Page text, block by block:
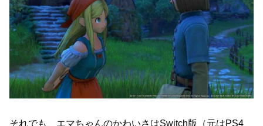
それでも、エマちゃんのかわいさはSwitch版（元はPS4